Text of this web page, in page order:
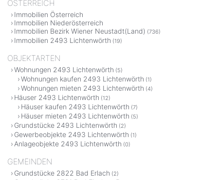
ÖSTERREICH
Immobilien Österreich
Immobilien Niederösterreich
Immobilien Bezirk Wiener Neustadt(Land) (736)
Immobilien 2493 Lichtenwörth (19)
OBJEKTARTEN
Wohnungen 2493 Lichtenwörth (5)
Wohnungen kaufen 2493 Lichtenwörth (1)
Wohnungen mieten 2493 Lichtenwörth (4)
Häuser 2493 Lichtenwörth (12)
Häuser kaufen 2493 Lichtenwörth (7)
Häuser mieten 2493 Lichtenwörth (5)
Grundstücke 2493 Lichtenwörth (2)
Gewerbeobjekte 2493 Lichtenwörth (1)
Anlageobjekte 2493 Lichtenwörth (0)
GEMEINDEN
Grundstücke 2822 Bad Erlach (2)